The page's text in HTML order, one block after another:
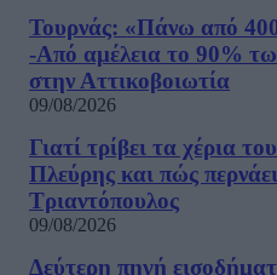
Τουρνάς: «Πάνω από
-Από αμέλεια το 90%
στην Αττικοβοιωτία
09/08/2026
Γιατί τρίβει τα χέρια
Πλεύρης και πώς
Τριαντόπουλος
09/08/2026
Δεύτερη πηγή